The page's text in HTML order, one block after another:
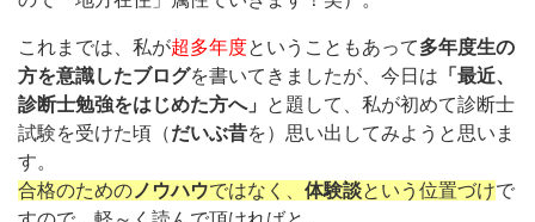
これまでは、私が超多年度ということもあって多年度生の
方を意識したブログを書いてきましたが、今日は 「最近、
診断士勉強をはじめた方へ」
と題して、私が初めて診断士
試験を受けた頃（だいぶ昔を）思い出してみようと思いま
す。
合格のための ノウハウではなく、 体験談という位置づけで